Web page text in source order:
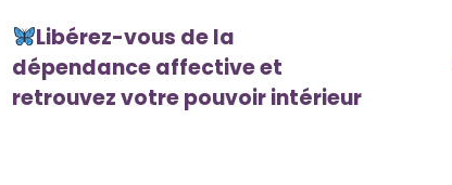
Libérez-vous de la
dépendance affective et
retrouvez votre pouvoir intérieur